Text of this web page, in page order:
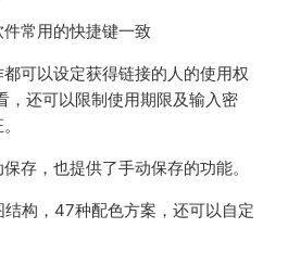
常用的快捷键一致
可以设定获得链接的人的使用权
，还可以限制使用期限及输入密
存，也提供了手动保存的功能。
构，47种配色方案，还可以自定